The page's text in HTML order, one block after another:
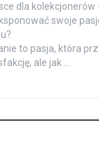
dla kolekcjonerów
swoje
to pasja, która
ale jak …